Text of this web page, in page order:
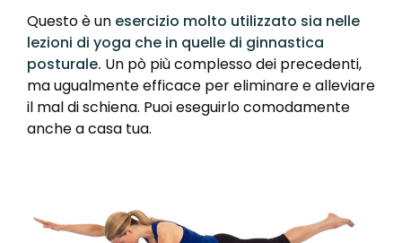
Questo è un esercizio molto utilizzato sia nelle
lezioni di yoga che in quelle di ginnastica
posturale. Un pò più complesso dei precedenti,
ma ugualmente efficace per eliminare e alleviare
il mal di schiena. Puoi eseguirlo comodamente
anche a casa tua.